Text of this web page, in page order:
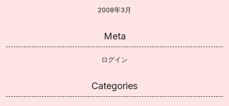
2008年3月
Meta
ログイン
Categories